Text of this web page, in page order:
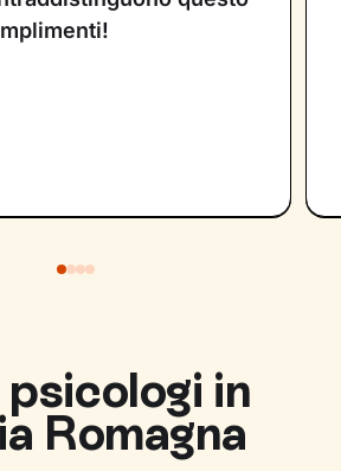
in
Romagna